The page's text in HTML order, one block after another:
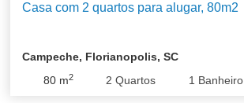
Casa com 2 quartos para alugar, 80m2
Campeche, Florianopolis, SC
80m2 2 Quartos 1 Banheiro